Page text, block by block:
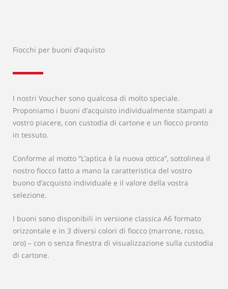
Fiocchi per buoni d’aquisto
I nostri Voucher sono qualcosa di molto speciale.
Proponiamo i buoni d’acquisto individualmente stampati a
vostro piacere, con custodia di cartone e un fiocco pronto
in tessuto.
Conforme al motto “L’aptica è la nuova ottica”, sottolinea il
nostro fiocco fatto a mano la caratteristica del vostro
buono d’acquisto individuale e il valore della vostra
selezione.
I buoni sono disponibili in versione classica A6 formato
orizzontale e in 3 diversi colori di fiocco (marrone, rosso,
oro) – con o senza finestra di visualizzazione sulla custodia
di cartone.